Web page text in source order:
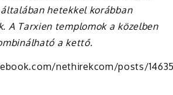
hetekkel korábban
A Tarxien templomok a közelben
a kettő.
nethirekcom/posts/